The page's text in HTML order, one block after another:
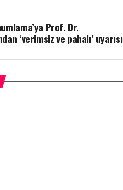
Prof. Dr.
‘verimsiz ve pahalı’ uyarısı